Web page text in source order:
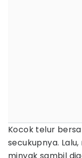
Kocok telur
secukupnya.